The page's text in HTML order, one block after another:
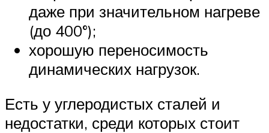
даже при значительном нагреве
(до 400°);
хорошую переносимость
динамических нагрузок.
Есть у углеродистых сталей и
недостатки, среди которых стоит